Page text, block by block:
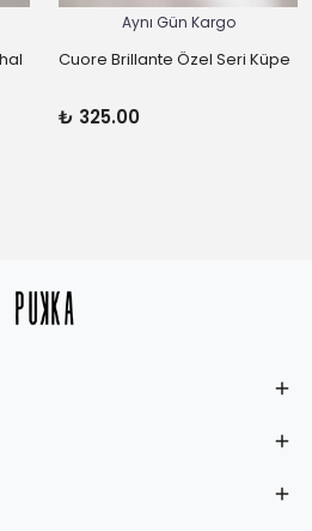
Aynı Gün Kargo
Cuore Brillante Özel Seri Küpe
₺ 325.00